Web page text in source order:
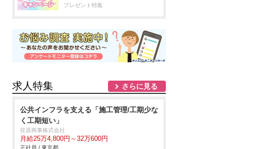
プレゼント特集
求人特集 さらに見る
公共インフラを支える「施工管理/工期少な
く工期短い」
荏原商事株式会社
月給25万4,800円～32万600円
正社員 / 東京都